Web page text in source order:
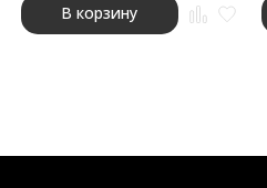
В корзину